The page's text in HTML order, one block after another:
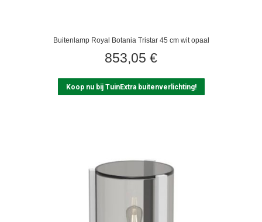
Buitenlamp Royal Botania Tristar 45 cm wit opaal
853,05 €
Koop nu bij TuinExtra buitenverlichting!